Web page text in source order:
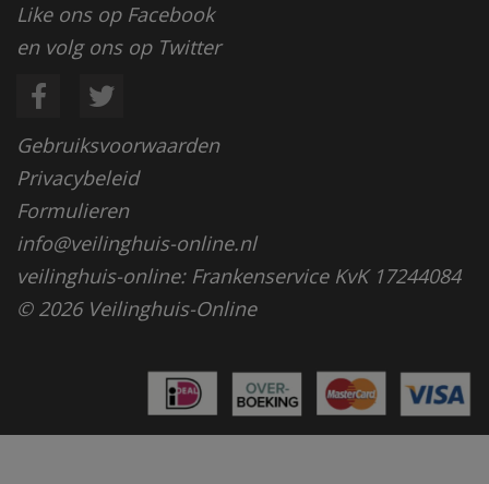
Like ons op Facebook
en volg ons op Twitter
Gebruiksvoorwaarden
Privacybeleid
Formulieren
info@veilinghuis-online.nl
veilinghuis-online: Frankenservice KvK 17244084
© 2026 Veilinghuis-Online